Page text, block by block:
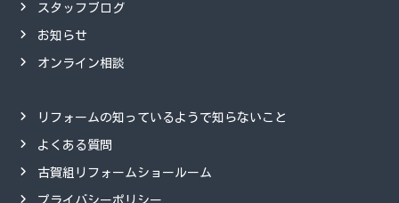
スタッフブログ
お知らせ
オンライン相談
リフォームの知っているようで知らないこと
よくある質問
古賀組リフォームショールーム
プライバシーポリシー